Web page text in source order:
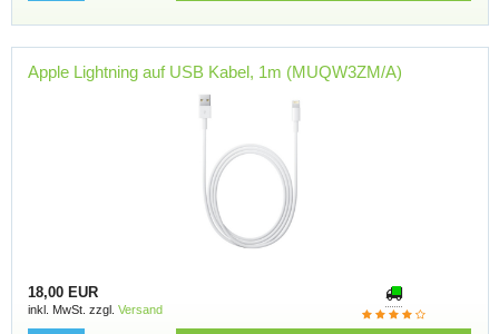
Apple Lightning auf USB Kabel, 1m (MUQW3ZM/A)
18,00 EUR
inkl. MwSt. zzgl. Versand